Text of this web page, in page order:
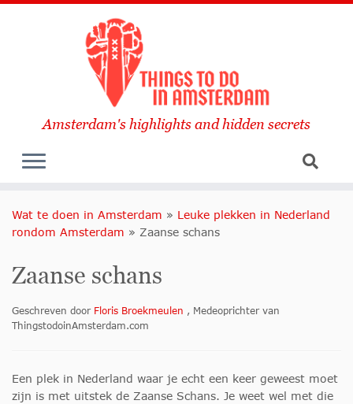
Amsterdam's highlights and hidden secrets
Wat te doen in Amsterdam » Leuke plekken in Nederland
rondom Amsterdam » Zaanse schans
Zaanse schans
Geschreven door Floris Broekmeulen , Medeoprichter van
ThingstodoinAmsterdam.com
Een plek in Nederland waar je echt een keer geweest moet
zijn is met uitstek de Zaanse Schans. Je weet wel met die